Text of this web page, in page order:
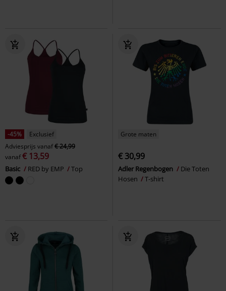
-45%
Exclusief
Adviesprijs vanaf€ 24,99
vanaf€ 13,59
Basic RED by EMP Top
Grote maten
€ 30,99
Adler Regenbogen
Die Toten
Hosen
T-shirt